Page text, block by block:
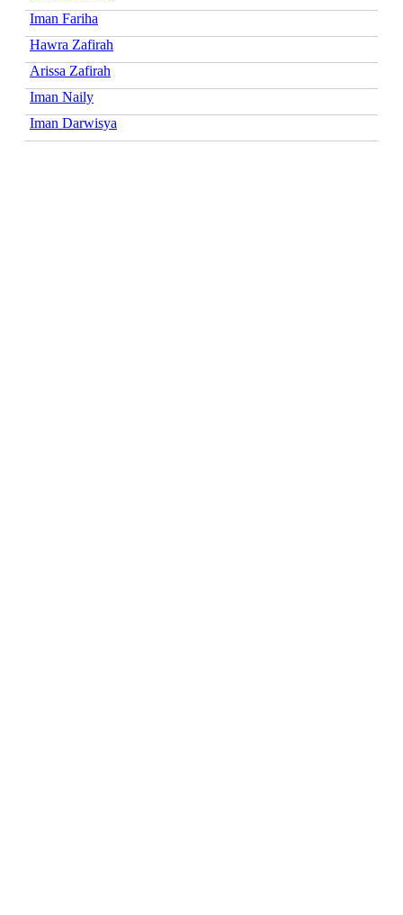
Iman Fariha
Hawra Zafirah
Arissa Zafirah
Iman Naily
Iman Darwisya